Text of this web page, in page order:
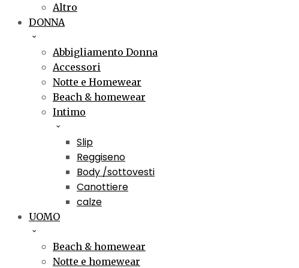
Altro
DONNA
Abbigliamento Donna
Accessori
Notte e Homewear
Beach & homewear
Intimo
Slip
Reggiseno
Body /sottovesti
Canottiere
calze
UOMO
Beach & homewear
Notte e homewear